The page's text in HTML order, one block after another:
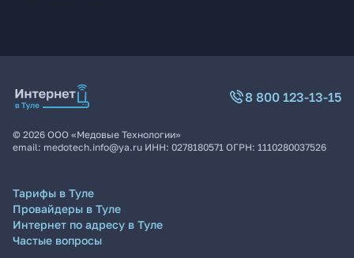
8 800 123-13-15
© 2026 ООО «Медовые Технологии»
email: medotech.info@ya.ru ИНН: 0278180571 ОГРН: 1110280037526
Тарифы в Туле
Провайдеры в Туле
Интернет по адресу в Туле
Частые вопросы